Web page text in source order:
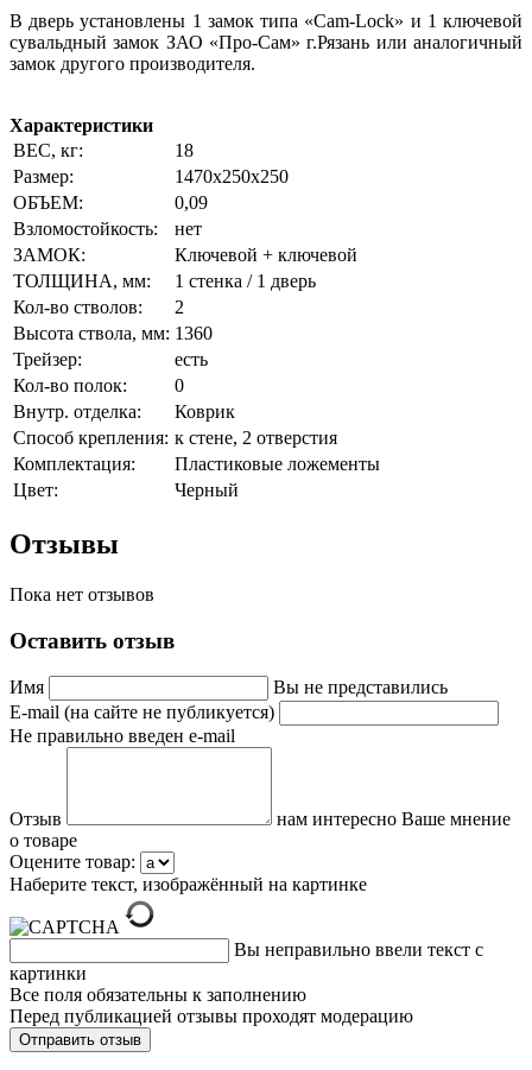
В дверь установлены 1 замок типа «Cam-Lock» и 1 ключевой
сувальдный замок ЗАО «Про-Сам» г.Рязань или аналогичный
замок другого производителя.
Характеристики
ВЕС, кг:
18
Размер:
1470x250x250
ОБЪЕМ:
0,09
Взломостойкость:
нет
ЗАМОК:
Ключевой + ключевой
ТОЛЩИНА, мм:
1 стенка / 1 дверь
Кол-во стволов:
2
Высота ствола, мм: 1360
Трейзер:
есть
Кол-во полок:
0
Внутр. отделка:
Коврик
Способ крепления: к стене, 2 отверстия
Комплектация:
Пластиковые ложементы
Цвет:
Черный
Отзывы
Пока нет отзывов
Оставить отзыв
Имя
Вы не представились
E-mail (на сайте не публикуется)
Не правильно введен e-mail
Отзыв
нам интересно Ваше мнение
о товаре
Оцените товар:
Наберите текст, изображённый на картинке
Вы неправильно ввели текст с
картинки
Все поля обязательны к заполнению
Перед публикацией отзывы проходят модерацию